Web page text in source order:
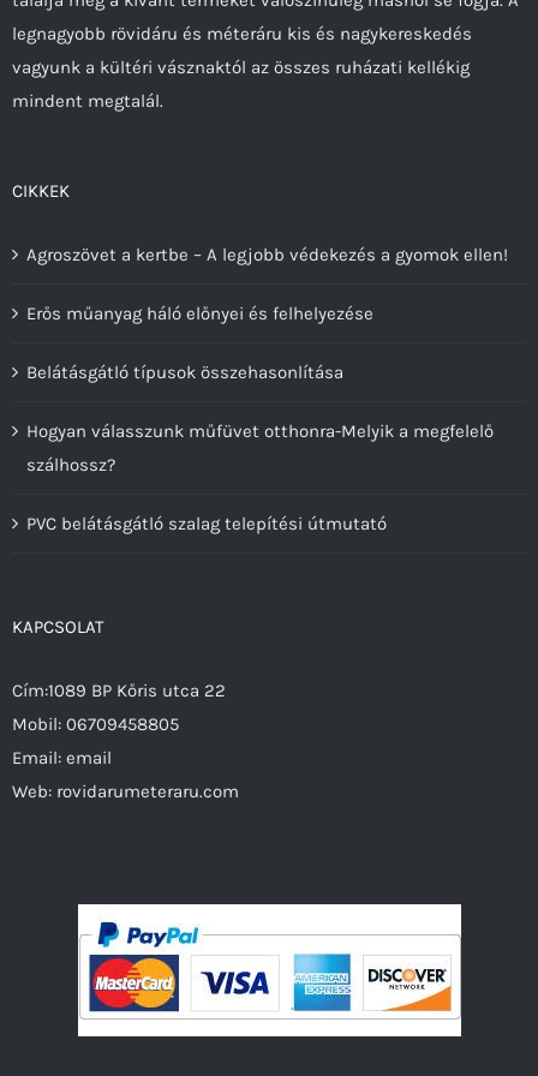
legnagyobb rövidáru és méteráru kis és nagykereskedés
vagyunk a kültéri vásznaktól az összes ruházati kellékig
mindent megtalál.
CIKKEK
Agroszövet a kertbe – A legjobb védekezés a gyomok ellen!
Erős műanyag háló előnyei és felhelyezése
Belátásgátló típusok összehasonlítása
Hogyan válasszunk műfüvet otthonra-Melyik a megfelelő
szálhossz?
PVC belátásgátló szalag telepítési útmutató
KAPCSOLAT
Cím:1089 BP Kőris utca 22
Mobil: 06709458805
Email: email
Web: rovidarumeteraru.com